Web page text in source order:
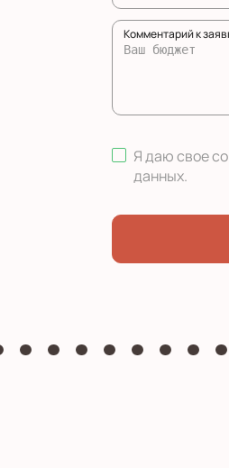
Комментарий к
Я даю свое
данных.